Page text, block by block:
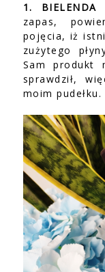
1. BIELENDA
zapas,
pojęcia, iż
zużytego
Sam
sprawdził,
moim pudełku.